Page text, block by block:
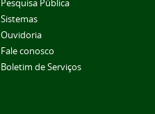
Pesquisa Pública
Sistemas
Ouvidoria
Fale conosco
Boletim de Serviços